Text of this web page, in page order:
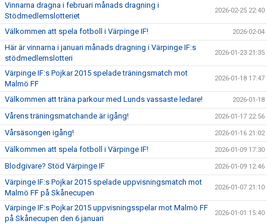
Vinnarna dragna i februari månads dragning i
Stödmedlemslotteriet
2026-02-25 22:40
Välkommen att spela fotboll i Värpinge IF! 2026-02-04
Här är vinnarna i januari månads dragning i Värpinge IF:s
stödmedlemslotteri
2026-01-23 21:35
Värpinge IF:s Pojkar 2015 spelade träningsmatch mot
Malmö FF
2026-01-18 17:47
Välkommen att träna parkour med Lunds vassaste ledare! 2026-01-18
Vårens träningsmatchande är igång! 2026-01-17 22:56
Vårsäsongen igång! 2026-01-16 21:02
Välkommen att spela fotboll i Värpinge IF! 2026-01-09 17:30
Blodgivare? Stöd Värpinge IF 2026-01-09 12:46
Värpinge IF:s Pojkar 2015 spelade uppvisningsmatch mot
Malmö FF på Skånecupen
2026-01-07 21:10
Värpinge IF:s Pojkar 2015 uppvisningsspelar mot Malmö FF
på Skånecupen den 6 januari
2026-01-01 15:40